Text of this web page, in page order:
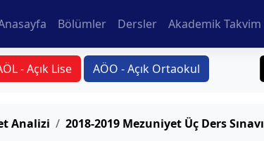
Bölümler Dersler Akademik Takvim
- Açık Lise AÖO - Açık Ortaokul
Analizi 2018-2019 Mezuniyet Üç Ders Sınavı